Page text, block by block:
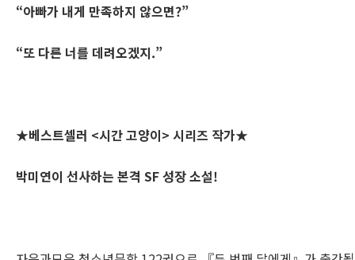
“아빠가 내게 만족하지 않으면?”
“또 다른 너를 데려오겠지.”
★베스트셀러 <시간 고양이> 시리즈 작가★
박미연이 선사하는 본격 SF성장 소설!